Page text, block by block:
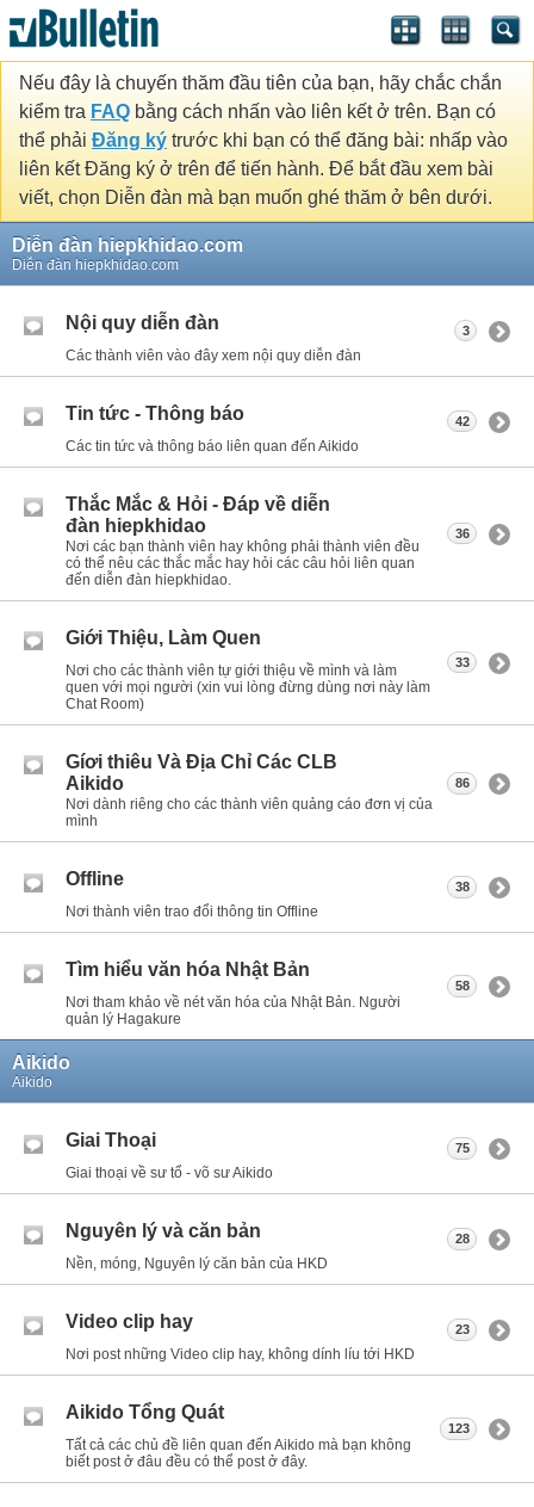
Nếu đây là chuyến thăm đầu tiên của bạn, hãy chắc chắn
kiểm tra FAQ bằng cách nhấn vào liên kết ở trên. Bạn có
thể phải Đăng ký trước khi bạn có thể đăng bài: nhấp vào
liên kết Đăng ký ở trên để tiến hành. Để bắt đầu xem bài
viết, chọn Diễn đàn mà bạn muốn ghé thăm ở bên dưới.
Diễn đàn hiepkhidao.com
Diễn đàn hiepkhidao.com
Nội quy diễn đàn
Các thành viên vào đây xem nội quy diễn đàn
3
Tin tức - Thông báo
Các tin tức và thông báo liên quan đến Aikido
42
Thắc Mắc & Hỏi - Đáp về diễn
đàn hiepkhidao
Nơi các bạn thành viên hay không phải thành viên đều
có thể nêu các thắc mắc hay hỏi các câu hỏi liên quan
đến diễn đàn hiepkhidao.
36
Giới Thiệu, Làm Quen
Nơi cho các thành viên tự giới thiệu về mình và làm
quen với mọi người (xin vui lòng đừng dùng nơi này làm
Chat Room)
33
Gíơi thiêu Và Địa Chỉ Các CLB
Aikido
Nơi dành riêng cho các thành viên quảng cáo đơn vị của
mình
86
Offline
Nơi thành viên trao đổi thông tin Offline
38
Tìm hiểu văn hóa Nhật Bản
Nơi tham khảo về nét văn hóa của Nhật Bản. Người
quản lý Hagakure
58
Aikido
Aikido
Giai Thoại
Giai thoại về sư tổ - võ sư Aikido
75
Nguyên lý và căn bản
Nền, móng, Nguyên lý căn bản của HKD
28
Video clip hay
Nơi post những Video clip hay, không dính líu tới HKD
23
Aikido Tổng Quát
Tất cả các chủ đề liên quan đến Aikido mà bạn không
biết post ở đâu đều có thể post ở đây.
123